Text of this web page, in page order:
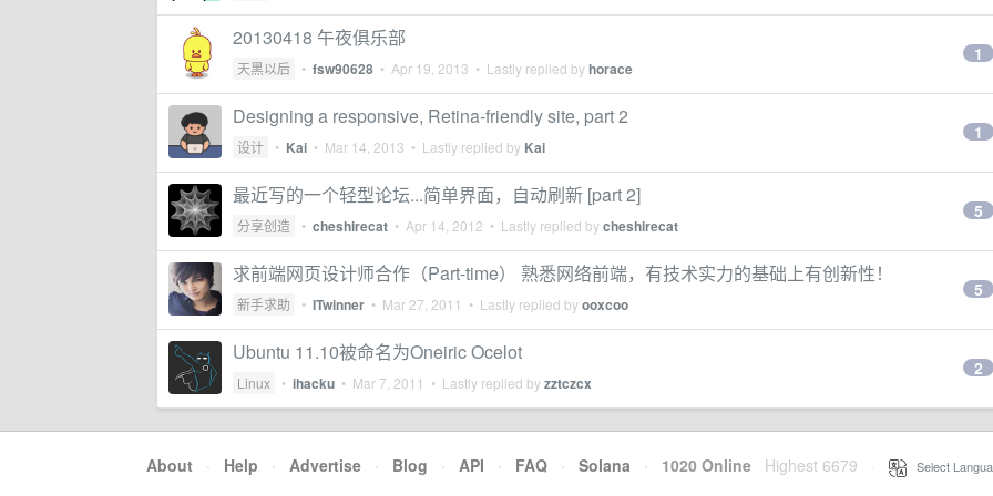
20130418 午夜俱乐部
天黑以后 • fsw90628 • Apr 19, 2013 • Lastly replied byhorace
1
Designing a responsive, Retina-friendly site, part 2
设计 • Kai • Mar 14, 2013 • Lastly replied by Kai
1
最近写的一个轻型论坛...简单界面，自动刷新 [part 2]
分享创造 • cheshirecat • Apr 14, 2012 • Lastly replied bycheshirecat
5
求前端网页设计师合作（Part-time） 熟悉网络前端，有技术实力的基础上有创新性！
新手求助 • ITwinner • Mar 27, 2011 • Lastly replied byooxcoo
5
Ubuntu 11.10被命名为Oneiric Ocelot
Linux • ihacku • Mar 7, 2011 • Lastly replied byzztczcx
2
About · Help · Advertise · Blog · API · FAQ · Solana · 1020 Online Highest 6679 Select